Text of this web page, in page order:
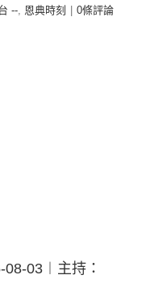
--, 恩典時刻 0條評論
03︱主持：